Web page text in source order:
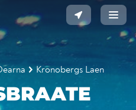
Kronobergs Laen